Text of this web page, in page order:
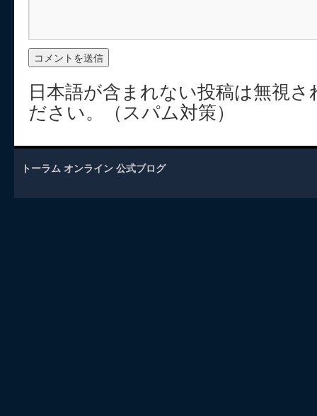
日本語が含まれない投稿は無視
ださい。（スパム対策）
トーラム オンライン 公式ブログ